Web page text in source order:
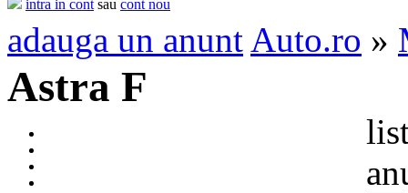
intra in cont sau cont nou
adauga un anunt Auto.ro »
Astra F